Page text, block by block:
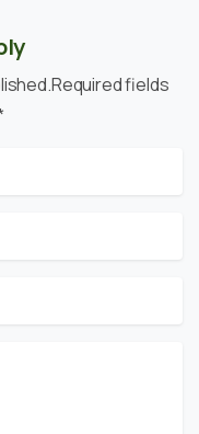
fields